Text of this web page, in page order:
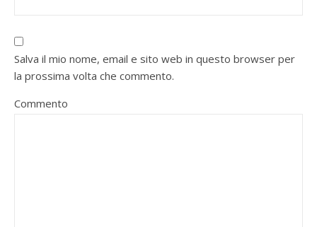
Salva il mio nome, email e sito web in questo browser per
la prossima volta che commento.
Commento